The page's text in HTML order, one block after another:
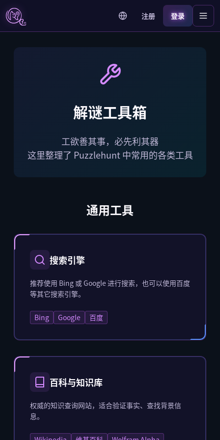
注册 登录
解谜工具箱
工欲善其事，必先利其器
这里整理了 Puzzlehunt 中常用的各类工具
通用工具
搜索引擎
推荐使用 Bing 或 Google 进行搜索，也可以使用百度
等其它搜索引擎。
Bing Google 百度
百科与知识库
权威的知识查询网站，适合验证事实、查找背景信
息。